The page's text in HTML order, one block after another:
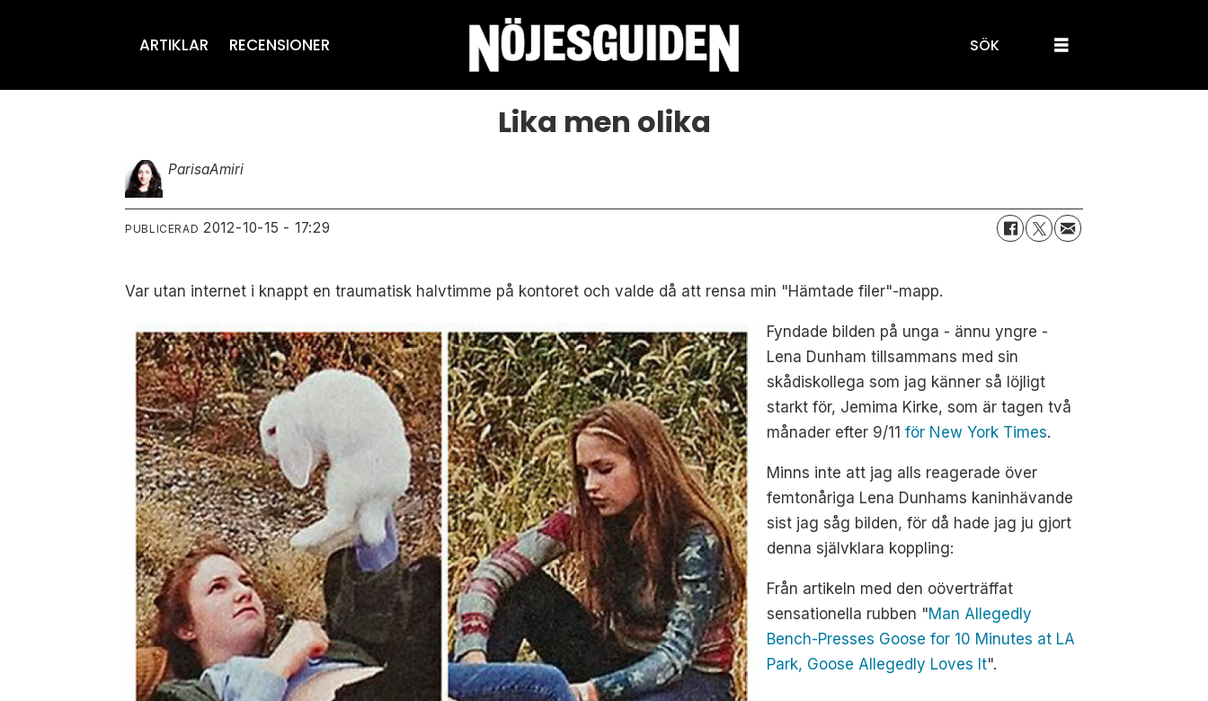
ARTIKLAR RECENSIONER SÖK
Lika men olika
ParisaAmiri
PUBLICERAD 2012-10-15 - 17:29
Var utan internet i knappt en traumatisk halvtimme på kontoret och valde då att rensa min "Hämtade filer"-mapp.
Fyndade bilden på unga - ännu yngre -
Lena Dunham tillsammans med sin
skådiskollega som jag känner så löjligt
starkt för, Jemima Kirke, som är tagen två
månader efter 9/11för New York Times.
Minns inte att jag alls reagerade över
femtonåriga Lena Dunhams kaninhävande
sist jag såg bilden, för då hade jag ju gjort
denna självklara koppling:
Från artikeln med den oöverträffat
sensationella rubben "Man Allegedly
Bench-Presses Goose for 10 Minutes at LA
Park, Goose Allegedly Loves It".